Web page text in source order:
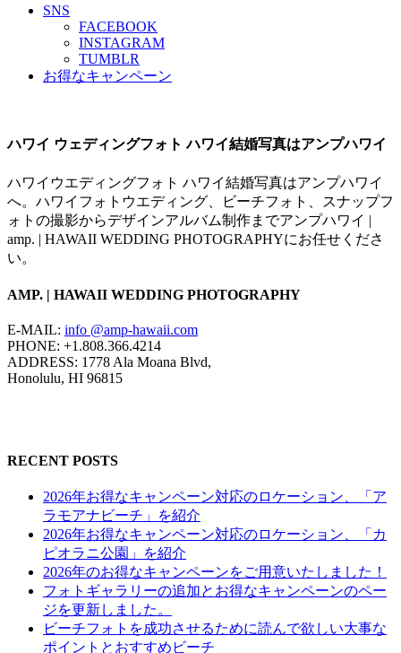
SNS
FACEBOOK
INSTAGRAM
TUMBLR
お得なキャンペーン
ハワイ ウェディングフォト ハワイ結婚写真はアンプハワイ
ハワイウエディングフォト ハワイ結婚写真はアンプハワイ
へ。ハワイフォトウエディング、ビーチフォト、スナップフ
ォトの撮影からデザインアルバム制作までアンプハワイ |
amp. | HAWAII WEDDING PHOTOGRAPHYにお任せくださ
い。
AMP. | HAWAII WEDDING PHOTOGRAPHY
E-MAIL: info @amp-hawaii.com
PHONE: +1.808.366.4214
ADDRESS: 1778 Ala Moana Blvd,
Honolulu, HI 96815
RECENT POSTS
2026年お得なキャンペーン対応のロケーション、「ア
ラモアナビーチ」を紹介
2026年お得なキャンペーン対応のロケーション、「カ
ピオラニ公園」を紹介
2026年のお得なキャンペーンをご用意いたしました！
フォトギャラリーの追加とお得なキャンペーンのペー
ジを更新しました。
ビーチフォトを成功させるために読んで欲しい大事な
ポイントとおすすめビーチ